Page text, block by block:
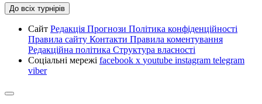
До всіх турнірів
Сайт Редакція Прогнози Політика конфіденційності
Правила сайту Контакти Правила коментування
Редакційна політика Структура власності
Соціальні мережі facebook x youtube instagram telegram
viber